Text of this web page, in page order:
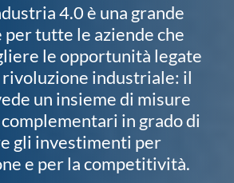
4.0 è una grande
per tutte le aziende che
le opportunità legate
industriale: il
un insieme di misure
in grado di
gli investimenti per
e per la competitività.